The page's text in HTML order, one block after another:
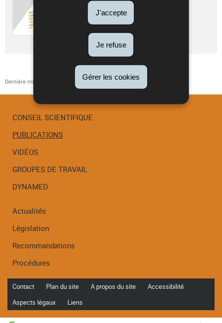
J'accepte
Je refuse
Gérer les cookies
Pdf - 1,24 Mo - 13 page(s)
Télécharger
Dernière mise à jour 25/01/2023
Menu
de
navigation
CONSEIL SCIENTIFIQUE
PUBLICATIONS
VIDÉOS
GROUPES DE TRAVAIL
DYNAMED
Actualités
Législation
Recommandations
Procédures
Contact Plan du site A propos du site
Accessibilité
Aspects légaux
Liens
Haut